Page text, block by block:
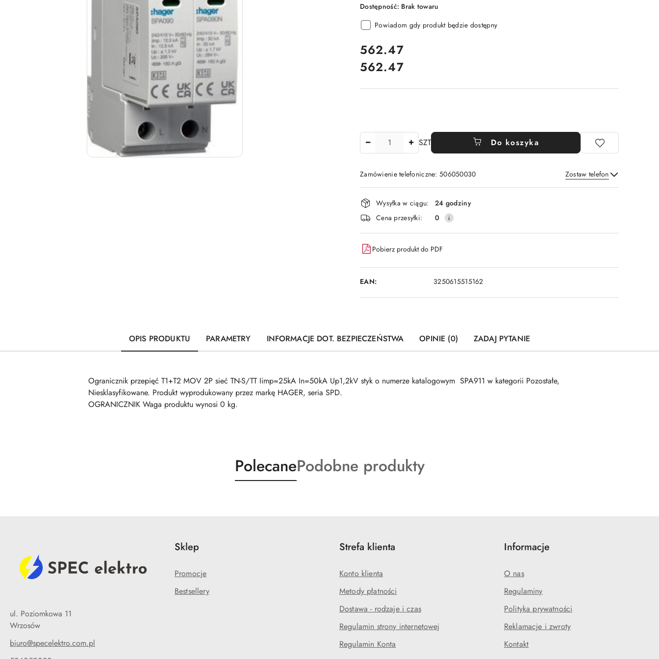
Dostępność: Brak towaru
Powiadom gdy produkt będzie dostępny
cena:
562.47
Cena:
562.47
SZT Do koszyka
Zamówienie telefoniczne: 506050030 Zostaw telefon
Wyślij
Dostępność
i
dostawa
Wysyłka w ciągu:
24 godziny
Cena przesyłki:
0
Pobierz produkt do PDF
EAN: 3250615515162
OPIS PRODUKTU PARAMETRY INFORMACJE DOT. BEZPIECZEŃSTWA OPINIE (0) ZADAJ PYTANIE
Ogranicznik przepięć T1+T2 MOV 2P sieć TN-S/TT Iimp=25kA In=50kA Up1,2kV styk o numerze katalogowym SPA911 w kategorii Pozostałe,
Niesklasyfikowane. Produkt wyprodukowany przez markę HAGER, seria SPD.
OGRANICZNIK Waga produktu wynosi 0 kg.
Produkty
o
PolecaneProdukty
o
Podobne produkty
ul. Poziomkowa 11
Wrzosów
biuro@specelektro.com.pl
Sklep
Promocje
Bestsellery
Strefa klienta
Konto klienta
Metody płatności
Dostawa - rodzaje i czas
Regulamin strony internetowej
Regulamin Konta
Informacje
O nas
Regulaminy
Polityka prywatności
Reklamacje i zwroty
Kontakt